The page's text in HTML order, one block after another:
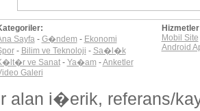
Sayfa- G�ndem - Ekonomi
- Bilim ve Teknoloji - Sa�l�k
ve Sanat- Ya�am -Anketler
Galeri
Mobil Site
Android
alan i�erik, referans/